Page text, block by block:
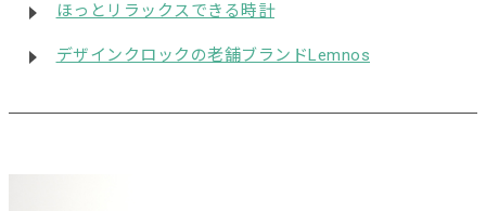
ほっとリラックスできる時計
デザインクロックの老舗ブランドLemnos